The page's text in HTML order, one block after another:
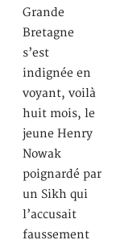
Grande
Bretagne
s’est
indignée en
voyant, voilà
huit mois, le
jeune Henry
Nowak
poignardé par
un Sikh qui
l’accusait
faussement